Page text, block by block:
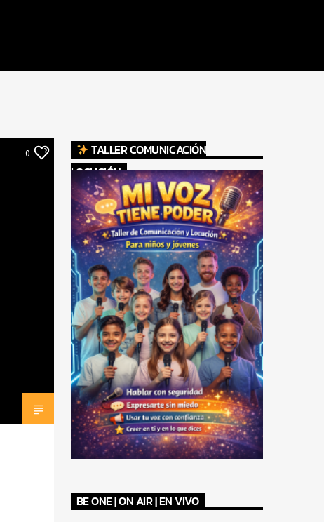
0
TALLER COMUNICACIÓN
LOCUCIÓN
BE ONE | ON AIR | EN VIVO